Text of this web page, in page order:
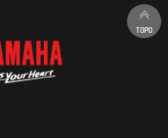
TOPO